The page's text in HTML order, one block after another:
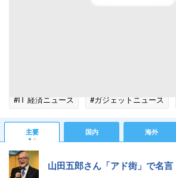
#IT 経済ニュース #ガジェットニュース
主要 国内 海外
山田五郎さん「アド街」で名言